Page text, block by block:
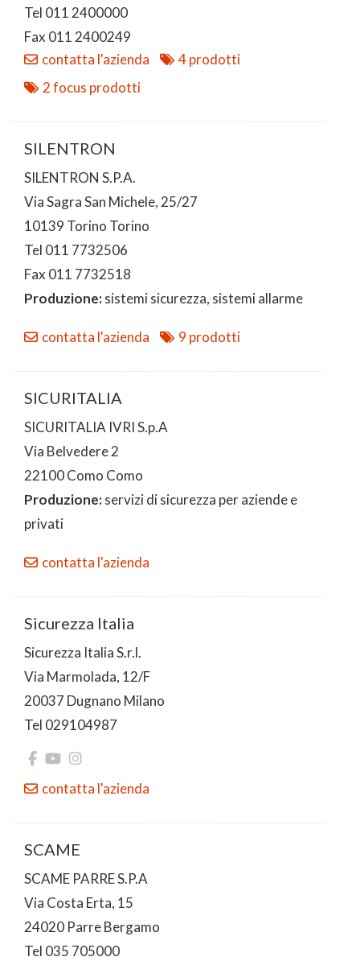
Tel 011 2400000
Fax 011 2400249
contatta l'azienda
4 prodotti
2 focus prodotti
SILENTRON
SILENTRON S.P.A.
Via Sagra San Michele, 25/27
10139 Torino Torino
Tel 011 7732506
Fax 011 7732518
Produzione:sistemi sicurezza, sistemi allarme
contatta l'azienda 9 prodotti
SICURITALIA
SICURITALIA IVRI S.p.A
Via Belvedere 2
22100 Como Como
Produzione:servizi di sicurezza per aziende e
privati
contatta l'azienda
Sicurezza Italia
Sicurezza Italia S.r.l.
Via Marmolada, 12/F
20037 Dugnano Milano
Tel 029104987
contatta l'azienda
SCAME
SCAME PARRE S.P.A
Via Costa Erta, 15
24020 Parre Bergamo
Tel 035 705000